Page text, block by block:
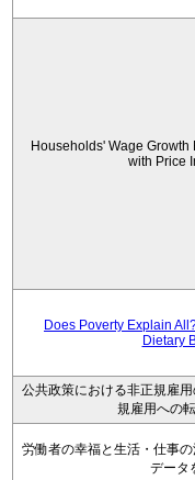
Households' Wage
with Price
Does Poverty Explain
Dietary
公共政策における非正規雇
規雇用への
労働者の幸福と生活・仕事
データ